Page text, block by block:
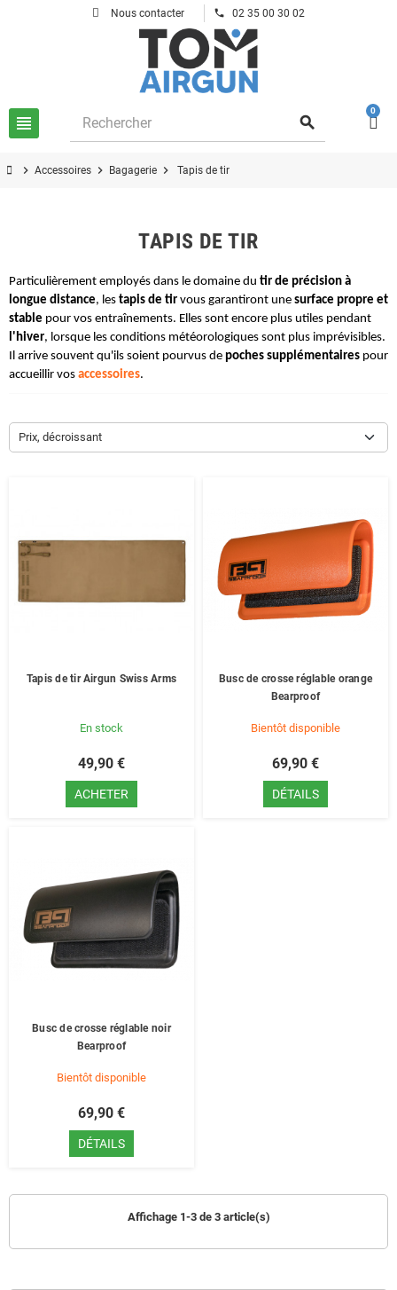
Nous contacter phone 02 35 00 30 02
view_headline search
0
chevron_right Accessoires chevron_right Bagagerie chevron_right Tapis de tir
TAPIS DE TIR
Particulièrement employés dans le domaine du tir de précision à
longue distance, les tapis de tir vous garantiront une surface propre et
stable
l'hiver, lorsque les conditions météorologiques sont plus imprévisibles.
Il arrive souvent qu'ils soient pourvus de poches supplémentaires pour
accueillir vos accessoires.
Prix, décroissant
Tapis de tir Airgun Swiss Arms
En stock
49,90 €
ACHETER
Busc de crosse réglable orange
Bearproof
Bientôt disponible
69,90 €
DÉTAILS
Busc de crosse réglable noir
Bearproof
Bientôt disponible
69,90 €
DÉTAILS
Affichage 1-3 de 3 article(s)